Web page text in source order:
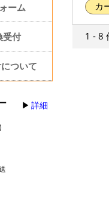
ーム
受付
ついて
詳細
カ
1 - 8